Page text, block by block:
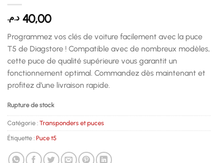
40,00 د.م.
Programmez vos clés de voiture facilement avec la puce
T5 de Diagstore ! Compatible avec de nombreux modèles,
cette puce de qualité supérieure vous garantit un
fonctionnement optimal. Commandez dès maintenant et
profitez d’une livraison rapide.
Rupture de stock
Catégorie : Transponders et puces
Étiquette : Puce t5